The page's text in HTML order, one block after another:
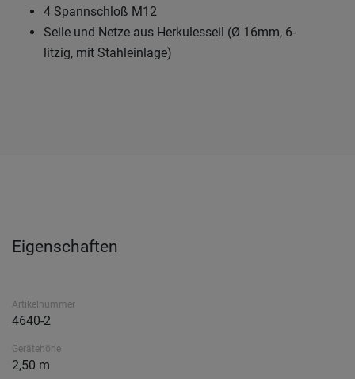
4 Spannschloß M12
Seile und Netze aus Herkulesseil (Ø 16mm, 6-
litzig, mit Stahleinlage)
Eigenschaften
Artikelnummer
4640-2
Gerätehöhe
2,50 m